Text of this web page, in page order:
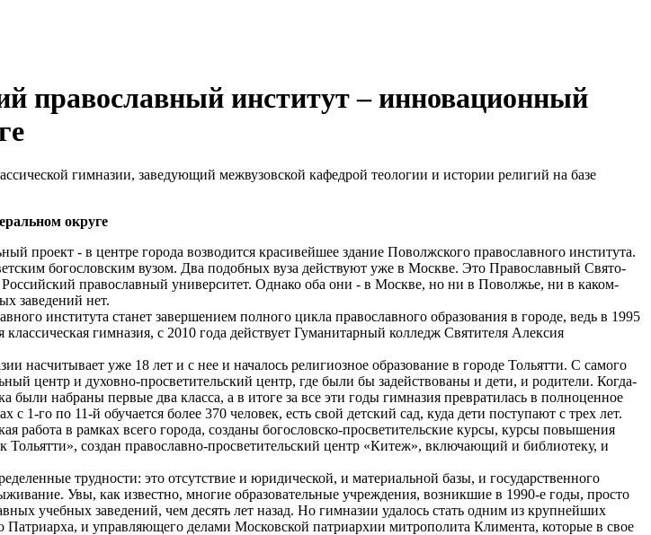
православный институт – инновационный
гимназии, заведующий межвузовской кафедрой теологии и истории религий на базе
округе
проект - в центре города возводится красивейшее здание Поволжского православного института.
богословским вузом. Два подобных вуза действуют уже в Москве. Это Православный Свято-
православный университет. Однако оба они - в Москве, но ни в Поволжье, ни в каком-
заведений нет.
института станет завершением полного цикла православного образования в городе, ведь в 1995
гимназия, с 2010 года действует Гуманитарный колледж Святителя Алексия
насчитывает уже 18 лет и с нее и началось религиозное образование в городе Тольятти. С самого
центр и духовно-просветительский центр, где были бы задействованы и дети, и родители. Когда-
были набраны первые два класса, а в итоге за все эти годы гимназия превратилась в полноценное
с 1-го по 11-й обучается более 370 человек, есть свой детский сад, куда дети поступают с трех лет.
работа в рамках всего города, созданы богословско-просветительские курсы, курсы повышения
создан православно-просветительский центр «Китеж», включающий и библиотеку, и
трудности: это отсутствие и юридической, и материальной базы, и государственного
Увы, как известно, многие образовательные учреждения, возникшие в 1990-е годы, просто
учебных заведений, чем десять лет назад. Но гимназии удалось стать одним из крупнейших
и управляющего делами Московской патриархии митрополита Климента, которые в свое